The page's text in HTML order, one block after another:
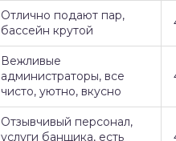
Отлично подают пар,
бассейн крутой
Вежливые
администраторы, все
чисто, уютно, вкусно
Отзывчивый персонал,
услуги банщика, есть